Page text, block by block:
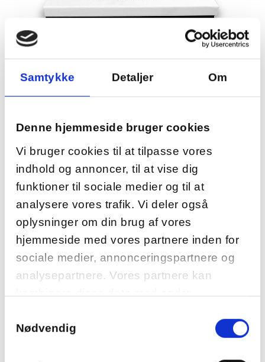
Samtykke Detaljer Om
Denne hjemmeside bruger cookies
Vi bruger cookies til at tilpasse vores
indhold og annoncer, til at vise dig
funktioner til sociale medier og til at
analysere vores trafik. Vi deler også
oplysninger om din brug af vores
hjemmeside med vores partnere inden for
sociale medier, annonceringspartnere og
analysepartnere. Vores partnere kan
kombinere disse data med andre
har indsamlet fra din brug af deres
Nødvendig